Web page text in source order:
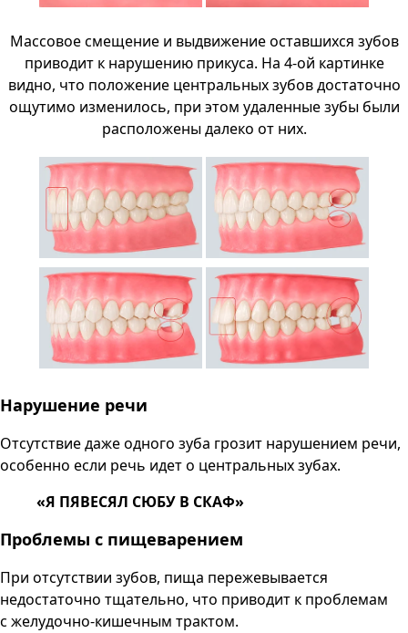
Массовое смещение и выдвижение оставшихся зубов
приводит к нарушению прикуса. На 4-ой картинке
видно, что положение центральных зубов достаточно
ощутимо изменилось, при этом удаленные зубы были
расположены далеко от них.
Нарушение речи
Отсутствие даже одного зуба грозит нарушением речи,
особенно если речь идет о центральных зубах.
«Я ПЯВЕСЯЛ СЮБУ В СКАФ»
Проблемы с пищеварением
При отсутствии зубов, пища пережевывается
недостаточно тщательно, что приводит к проблемам
с желудочно-кишечным трактом.